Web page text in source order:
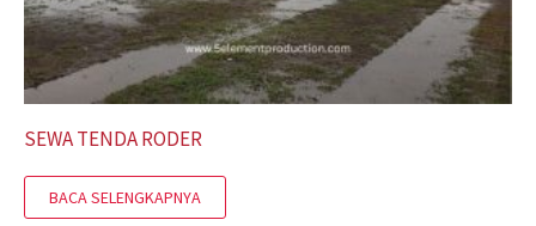
SEWA TENDA RODER
BACA SELENGKAPNYA